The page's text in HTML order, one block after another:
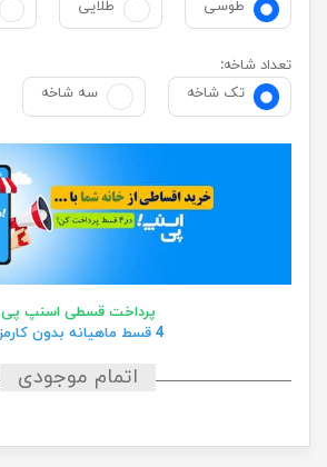
طوسی
طلایی
تعداد شاخه:
تک شاخه
سه شاخه
پرداخت قسطی اسنپ پی
4 قسط ماهیانه بدون کارمزد
اتمام موجودی